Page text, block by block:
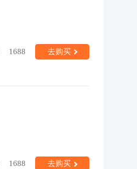
1688 去购买
1688 去购买